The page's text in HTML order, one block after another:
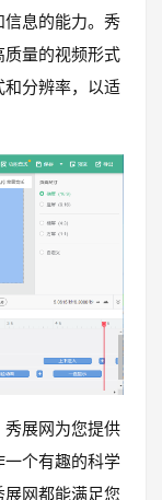
息的能力。秀
量的视频形式
分辨率，以适
展网为您提供
个有趣的科学
网都能满足您